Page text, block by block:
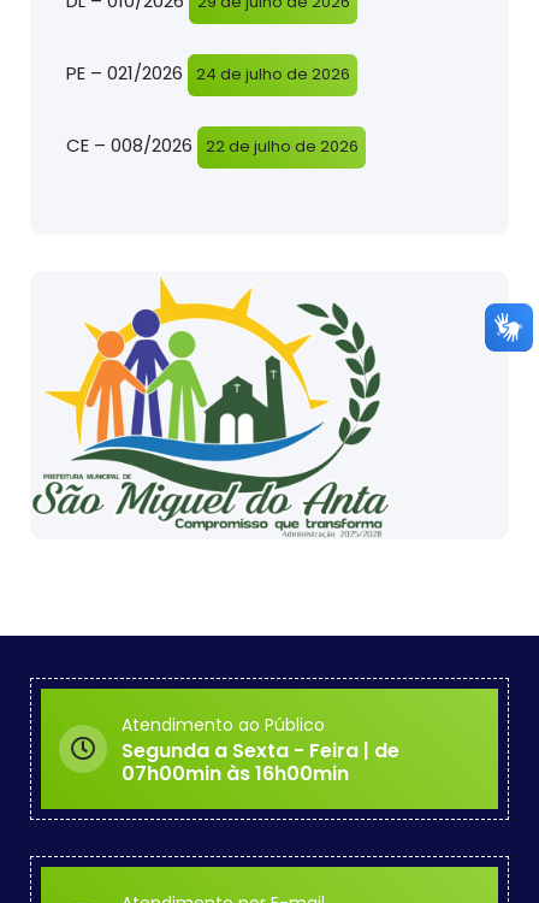
PE – 021/2026 24 de julho de 2026
CE – 008/2026 22 de julho de 2026
Atendimento ao Público
Segunda a Sexta - Feira | de
07h00min às 16h00min